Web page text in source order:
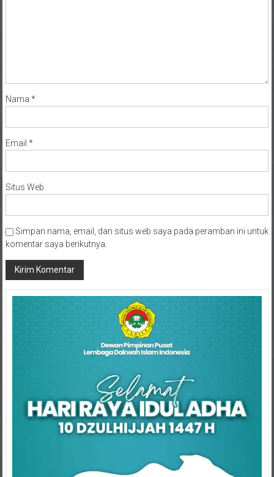
Nama *
Email *
Situs Web
Simpan nama, email, dan situs web saya pada peramban ini untuk
komentar saya berikutnya.